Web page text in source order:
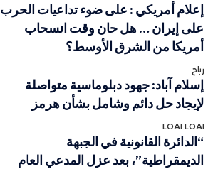
إعلام أمريكي : على ضوء تداعيات الحرب
على إيران … هل حان وقت انسحاب
أمريكا من الشرق الأوسط؟
رباح
إسلام آباد: جهود دبلوماسية متواصلة
لإيجاد حل دائم وشامل بشأن هرمز
LOAI LOAI
“الدائرة القانونية في الجبهة
الديمقراطية”، بعد عزل المدعي العام